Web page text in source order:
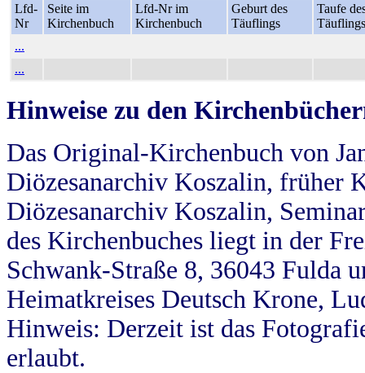
Lfd-
Nr
Seite im
Kirchenbuch
Lfd-Nr im
Kirchenbuch
Geburt des
Täuflings
Taufe
Täuflings
...
...
Hinweise zu den
Das Original-Kirchenbuch von
Diözesanarchiv Koszalin, früher
Diözesanarchiv Koszalin,
des Kirchenbuches liegt in der
Schwank-Straße 8, 36043 Fulda
Heimatkreises Deutsch Krone,
Hinweis: Derzeit ist das
erlaubt.